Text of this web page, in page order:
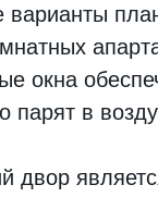
варианты
окна
парят в
двор